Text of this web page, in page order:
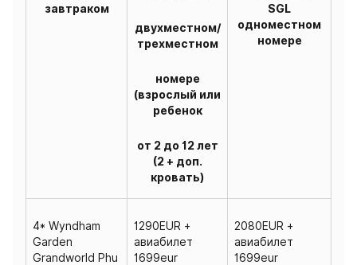
завтраком
двухместном/
трехместном
номере
(взрослый или
ребенок
от 2 до 12 лет
(2 + доп.
кровать)
SGL
одноместном
номере
4* Wyndham
Garden
Grandworld Phu
1290EUR +
авиабилет
1699eur
2080EUR +
авиабилет
1699eur